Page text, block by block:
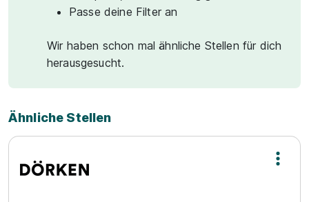
Passe deine Filter an
Wir haben schon mal ähnliche Stellen für dich
herausgesucht.
Ähnliche Stellen